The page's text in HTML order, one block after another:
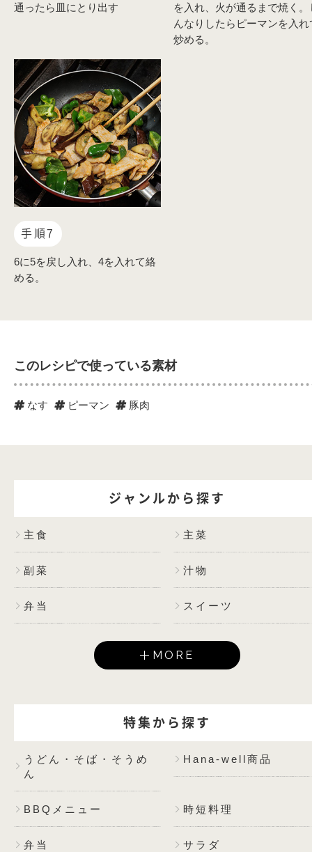
通ったら皿にとり出す
を入れ、火が通るまで焼く。
んなりしたらピーマンを入れ
炒める。
手順7
6に5を戻し入れ、4を入れて絡
める。
このレシピで使っている素材
なす ピーマン 豚肉
ジャンルから探す
主食 主菜
副菜 汁物
弁当 スイーツ
MORE
特集から探す
うどん・そば・そうめ
ん
Hana-well商品
BBQメニュー 時短料理
弁当 サラダ